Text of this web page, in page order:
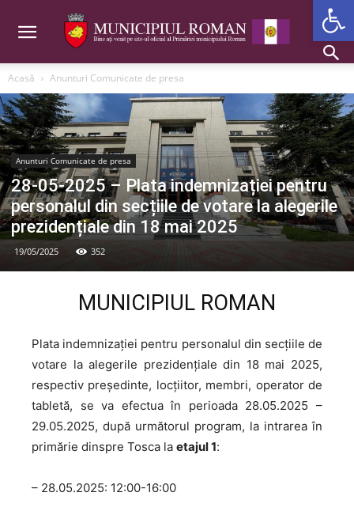
Acasă Anunturi Comunicate de presa
Anunturi Comunicate de presa
28-05-2025 – Plata indemnizației pentru
personalul din secțiile de votare la alegerile
prezidențiale din 18 mai 2025
19/05/2025 352
MUNICIPIUL ROMAN
Plata indemnizației pentru personalul din secțiile de
votare la alegerile prezidențiale din 18 mai 2025,
respectiv președinte, locțiitor, membri, operator de
tabletă, se va efectua în perioada 28.05.2025 –
29.05.2025, după următorul program, la intrarea în
primărie dinspre Tosca la etajul 1:
– 28.05.2025: 12:00-16:00